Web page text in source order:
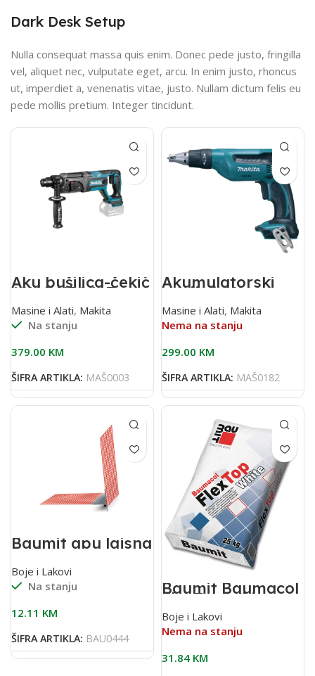
Dark Desk Setup
Nulla consequat massa quis enim. Donec pede justo, fringilla
vel, aliquet nec, vulputate eget, arcu. In enim justo, rhoncus
ut, imperdiet a, venenatis vitae, justo. Nullam dictum felis eu
pede mollis pretium. Integer tincidunt.
Aku bušilica-čekić
18V DHR241Z
Masine i Alati, Makita
Na stanju
379.00 KM
ŠIFRA ARTIKLA: MAŠ0003
Akumulatorski
odvijač 18V
DFS451Z
Masine i Alati, Makita
Nema na stanju
299.00 KM
ŠIFRA ARTIKLA: MAŠ0182
Baumit apu lajsna
2,40 m sa
mrežicom(pak 25
kom)
Boje i Lakovi
Na stanju
12.11 KM
ŠIFRA ARTIKLA: BAU0444
Baumit Baumacol
FlexTop White
25kg bijelo
flex.ljepilo za
keramiku
Boje i Lakovi
Nema na stanju
31.84 KM